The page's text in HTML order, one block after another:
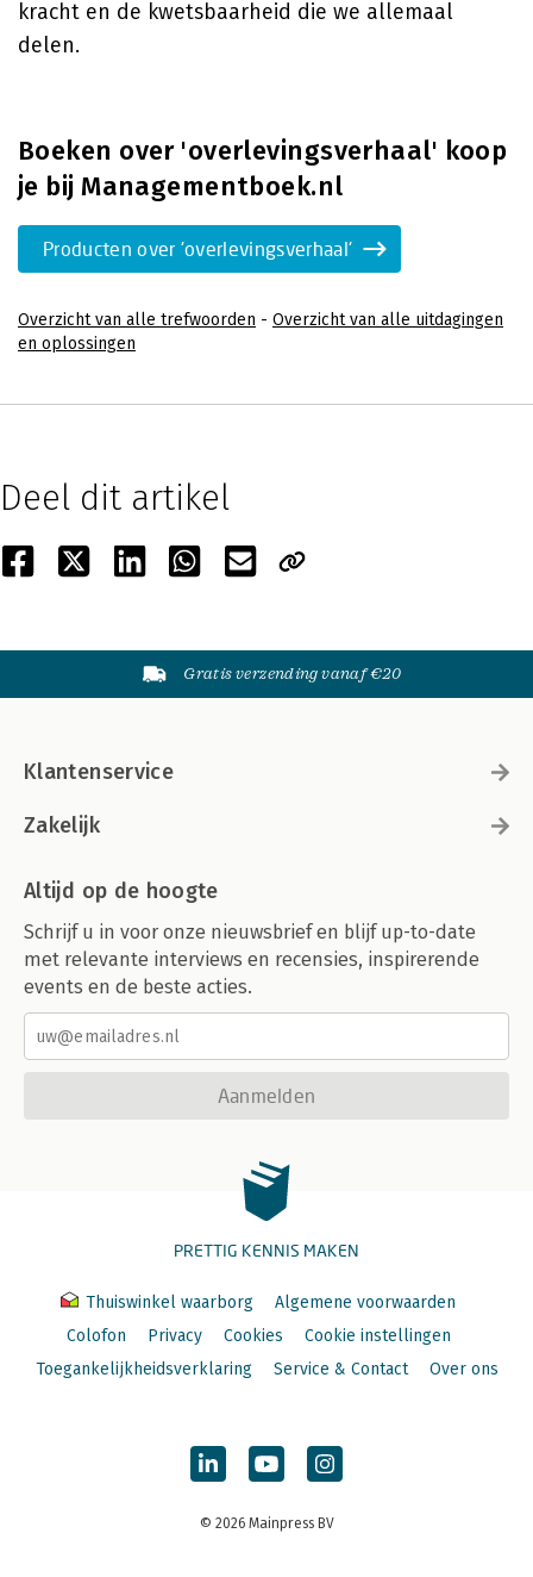
kracht en de kwetsbaarheid die we allemaal
delen.
Boeken over 'overlevingsverhaal' koop
je bij Managementboek.nl
Producten over 'overlevingsverhaal'
Overzicht van alle trefwoorden - Overzicht van alle uitdagingen
en oplossingen
Deel dit artikel
Gratis verzending vanaf €20
Klantenservice
Zakelijk
Altijd op de hoogte
Schrijf u in voor onze nieuwsbrief en blijf up-to-date
met relevante interviews en recensies, inspirerende
events en de beste acties.
Aanmelden
PRETTIG KENNIS MAKEN
Thuiswinkel waarborg
Algemene voorwaarden
Colofon
Privacy Cookies
Cookie instellingen
Toegankelijkheidsverklaring
Service & Contact Over ons
© 2026 Mainpress BV